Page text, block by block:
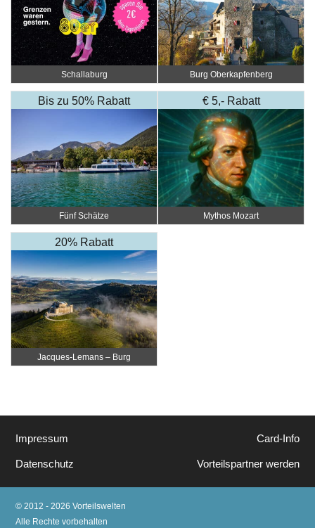
Schallaburg Burg Oberkapfenberg
Bis zu 50% Rabatt
Fünf Schätze
€ 5,- Rabatt
Mythos Mozart
20% Rabatt
Jacques-Lemans – Burg
Impressum
Datenschutz
Card-Info
Vorteilspartner werden
© 2012 - 2026 Vorteilswelten
Alle Rechte vorbehalten